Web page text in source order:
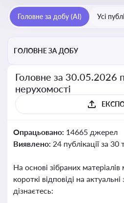
Головне за добу (AI) Усі
ГОЛОВНЕ ЗА ДОБУ
Головне за 30.05.2026
нерухомості
Опрацьовано: 14665 джерел
Виявлено: 24 публікації за 30
На основі зібраних
короткі відповіді на
дізнаєтесь: